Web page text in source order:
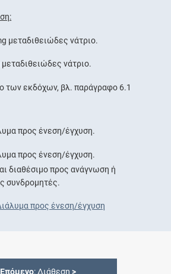
μεταδιθειώδες νάτριο.
νάτριο.
των εκδόχων, βλ. παράγραφο 6.1
προς ένεση/έγχυση.
προς ένεση/έγχυση.
διαθέσιμο προς ανάγνωση ή
συνδρομητές.
προς ένεση/έγχυση
Επόμενο: Διάθεση >